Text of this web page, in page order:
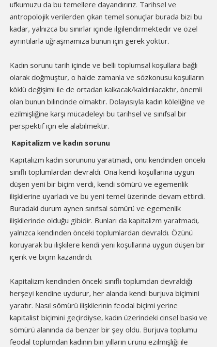
ufkumuzu da bu temellere dayandırırız. Tarihsel ve
antropolojik verilerden çıkan temel sonuçlar burada bizi bu
kadar, yalnızca bu sınırlar içinde ilgilendirmektedir ve özel
ayrıntılarla uğraşmamıza bunun için gerek yoktur.
Kadın sorunu tarih içinde ve belli toplumsal koşullara bağlı
olarak doğmuştur, o halde zamanla ve sözkonusu koşulların
köklü değişimi ile de ortadan kalkacak/kaldırılacaktır, önemli
olan bunun bilincinde olmaktır. Dolayısıyla kadın köleliğine ve
ezilmişliğine karşı mücadeleyi bu tarihsel ve sınıfsal bir
perspektif için ele alabilmektir.
Kapitalizm ve kadın sorunu
Kapitalizm kadın sorununu yaratmadı, onu kendinden önceki
sınıflı toplumlardan devraldı. Ona kendi koşullarına uygun
düşen yeni bir biçim verdi, kendi sömürü ve egemenlik
ilişkilerine uyarladı ve bu yeni temel üzerinde devam ettirdi.
Buradaki durum aynen sınıfsal sömürü ve egemenlik
ilişkilerinde olduğu gibidir. Bunları da kapitalizm yaratmadı,
yalnızca kendinden önceki toplumlardan devraldı. Özünü
koruyarak bu ilişkilere kendi yeni koşullarına uygun düşen bir
içerik ve biçim kazandırdı.
Kapitalizm kendinden önceki sınıflı toplumdan devraldığı
herşeyi kendine uydurur, her alanda kendi burjuva biçimini
yaratır. Nasıl sömürü ilişkilerinin feodal biçimi yerine
kapitalist biçimini geçirdiyse, kadın üzerindeki cinsel baskı ve
sömürü alanında da benzer bir şey oldu. Burjuva toplumu
feodal toplumdan kadının bin yılların ürünü ezilmişliği ile